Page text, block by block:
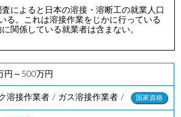
によると日本の溶接・溶断工の就業人口
る。これは溶接作業をじかに行っている
関係している就業者は含まない。
円～500万円
溶接作業者 / ガス溶接作業者 / 国家資格